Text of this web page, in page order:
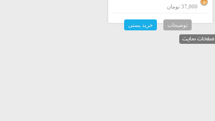
37,000 تومان
توضیحات خرید پستی
صفحات سایت